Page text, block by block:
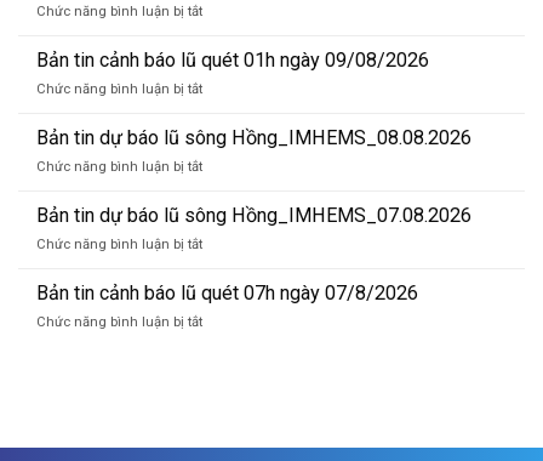
Chức năng bình luận bị tắtở
tin
dự
báo
sông
Hồng_IMHEMS_09.08.2026
Bản tin cảnh báo lũ quét 01h ngày 09/08/2026
Chức năng bình luận bị tắtở
tin
cảnh
báo
quét
01h
09/08/2026
Bản tin dự báo lũ sông Hồng_IMHEMS_08.08.2026
Chức năng bình luận bị tắtở
tin
báo
sông
Hồng_IMHEMS_08.08.2026
Bản tin dự báo lũ sông Hồng_IMHEMS_07.08.2026
Chức năng bình luận bị tắtở
tin
dự
báo
Bản tin cảnh báo lũ quét 07h ngày 07/8/2026
Chức năng bình luận bị tắtở
quét